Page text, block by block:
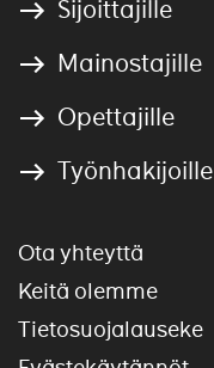
Sijoittajille
Mainostajille
Opettajille
Työnhakijoille
Ota yhteyttä
Keitä olemme
Tietosuojalauseke